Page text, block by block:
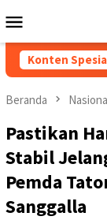
ke
kontenMobile
Konten
Gratis
Beranda
Pastikan
Stabil
Pemda
Sanggalla